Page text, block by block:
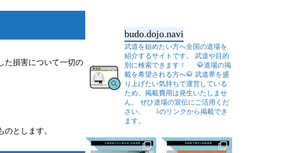
た損害について一切の
とします。
budo.dojo.navi
武道を始めたい方へ全国の道場を
紹介するサイトです。
武道や目的
別に検索できます！
🥋道場の掲
載を希望される方へ🥋 武道界を盛
り上げたい気持ちで運営している
ため、掲載費用は発生いたしませ
ん。
ぜひ道場の宣伝にご活用くだ
さい。
⇩のリンクから掲載でき
ます。